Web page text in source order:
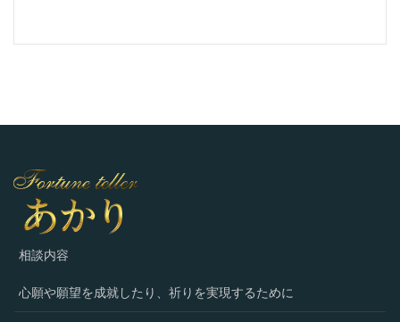
相談内容
心願や願望を成就したり、祈りを実現するために